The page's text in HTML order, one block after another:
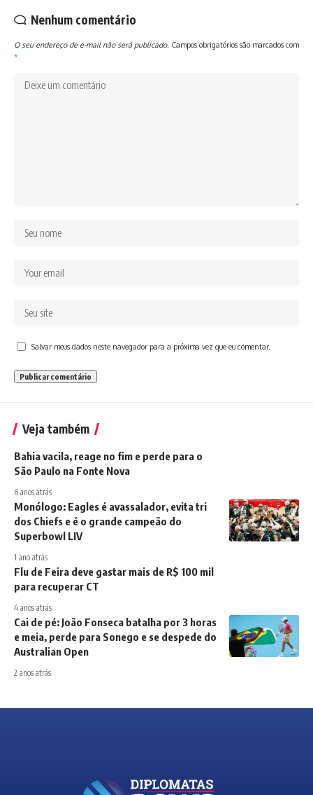
Nenhum comentário
O seu endereço de e-mail não será publicado. Campos obrigatórios são marcados com
*
Salvar meus dados neste navegador para a próxima vez que eu comentar.
Veja também
Bahia vacila, reage no fim e perde para o
São Paulo na Fonte Nova
6 anos atrás
Monólogo: Eagles é avassalador, evita tri
dos Chiefs e é o grande campeão do
Superbowl LIV
1 ano atrás
Flu de Feira deve gastar mais de R$ 100 mil
para recuperar CT
4 anos atrás
Cai de pé: João Fonseca batalha por 3 horas
e meia, perde para Sonego e se despede do
Australian Open
2 anos atrás